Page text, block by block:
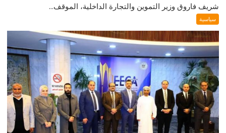
شريف فاروق وزير التموين والتجارة الداخلية، الموقف...
سياسية